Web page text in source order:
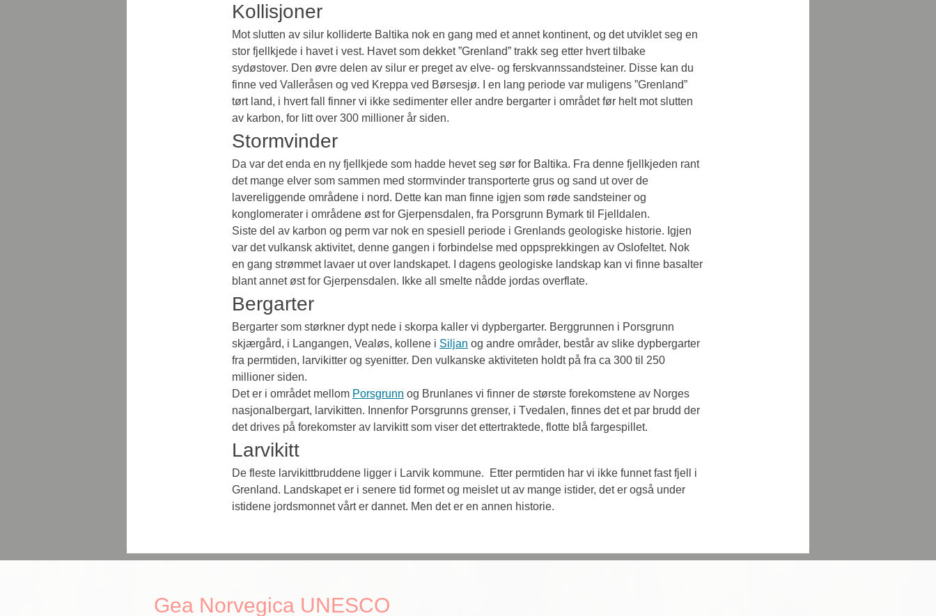
Kollisjoner
Mot slutten av silur kolliderte Baltika nok en gang med et annet kontinent, og det utviklet seg en
stor fjellkjede i havet i vest. Havet som dekket ”Grenland” trakk seg etter hvert tilbake
sydøstover. Den øvre delen av silur er preget av elve- og ferskvannssandsteiner. Disse kan du
finne ved Valleråsen og ved Kreppa ved Børsesjø. I en lang periode var muligens ”Grenland”
tørt land, i hvert fall finner vi ikke sedimenter eller andre bergarter i området før helt mot slutten
av karbon, for litt over 300 millioner år siden.
Stormvinder
Da var det enda en ny fjellkjede som hadde hevet seg sør for Baltika. Fra denne fjellkjeden rant
det mange elver som sammen med stormvinder transporterte grus og sand ut over de
lavereliggende områdene i nord. Dette kan man finne igjen som røde sandsteiner og
konglomerater i områdene øst for Gjerpensdalen, fra Porsgrunn Bymark til Fjelldalen.
Siste del av karbon og perm var nok en spesiell periode i Grenlands geologiske historie. Igjen
var det vulkansk aktivitet, denne gangen i forbindelse med oppsprekkingen av Oslofeltet. Nok
en gang strømmet lavaer ut over landskapet. I dagens geologiske landskap kan vi finne basalter
blant annet øst for Gjerpensdalen. Ikke all smelte nådde jordas overflate.
Bergarter
Bergarter som størkner dypt nede i skorpa kaller vi dypbergarter. Berggrunnen i Porsgrunn
skjærgård, i Langangen, Vealøs, kollene i Siljan og andre områder, består av slike dypbergarter
fra permtiden, larvikitter og syenitter. Den vulkanske aktiviteten holdt på fra ca 300 til 250
millioner siden.
Det er i området mellom Porsgrunn og Brunlanes vi finner de største forekomstene av Norges
nasjonalbergart, larvikitten. Innenfor Porsgrunns grenser, i Tvedalen, finnes det et par brudd der
det drives på forekomster av larvikitt som viser det ettertraktede, flotte blå fargespillet.
Larvikitt
De fleste larvikittbruddene ligger i Larvik kommune.  Etter permtiden har vi ikke funnet fast fjell i
Grenland. Landskapet er i senere tid formet og meislet ut av mange istider, det er også under
istidene jordsmonnet vårt er dannet. Men det er en annen historie.
Gea Norvegica UNESCO